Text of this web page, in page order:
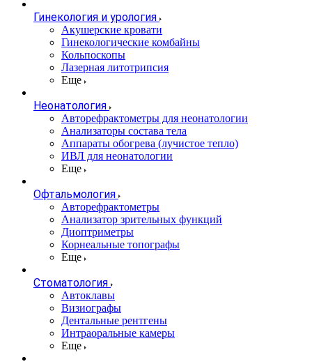
Гинекология и урология
Акушерские кровати
Гинекологические комбайны
Кольпоскопы
Лазерная литотрипсия
Еще
Неонатология
Авторефрактометры для неонатологии
Анализаторы состава тела
Аппараты обогрева (лучистое тепло)
ИВЛ для неонатологии
Еще
Офтальмология
Авторефрактометры
Анализатор зрительных функций
Диоптриметры
Корнеальные топографы
Еще
Стоматология
Автоклавы
Визиографы
Дентальные рентгены
Интраоральные камеры
Еще